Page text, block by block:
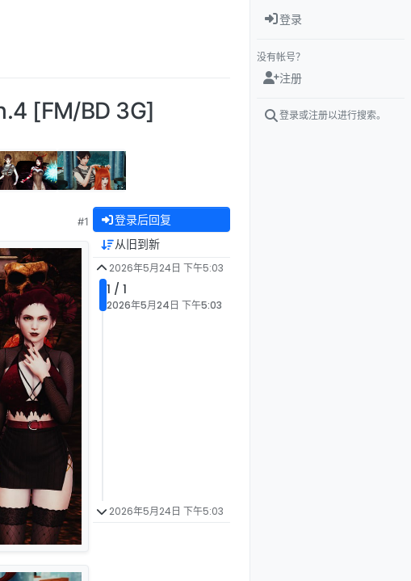
[FM/BD 3G]
#1 登录后回复
从旧到新
2026年5月24日 下午5:03
1 / 1
2026年5月24日 下午5:03
2026年5月24日 下午5:03
登录
没有帐号？
注册
登录或注册以进行搜索。